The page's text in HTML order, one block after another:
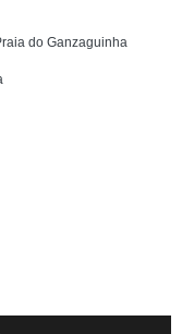
do Ganzaguinha